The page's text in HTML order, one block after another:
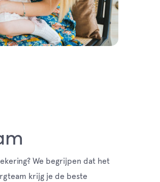
We begrijpen dat het
krijg je de beste